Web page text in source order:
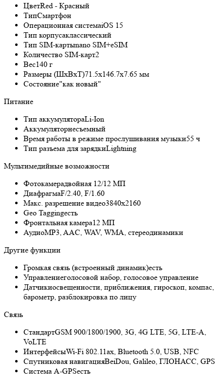
ЦветRed - Красный
ТипСмартфон
Операционная системаiOS 15
Тип корпусаклассический
Тип SIM-картыnano SIM+eSIM
Количество SIM-карт2
Вес140 г
Размеры (ШxВxТ)71.5x146.7x7.65 мм
Состояние"как новый"
Питание
Тип аккумулятораLi-Ion
Аккумуляторнесъемный
Время работы в режиме прослушивания музыки55 ч
Тип разъема для зарядкиLightning
Мультимедийные возможности
Фотокамерадвойная 12/12 МП
ДиафрагмаF/2.40, F/1.60
Макс. разрешение видео3840x2160
Geo Taggingесть
Фронтальная камера12 МП
АудиоMP3, AAC, WAV, WMA, стереодинамики
Другие функции
Громкая связь (встроенный динамик)есть
Управлениеголосовой набор, голосовое управление
Датчикиосвещенности, приближения, гироскоп, компас,
барометр, разблокировка по лицу
Связь
СтандартGSM 900/1800/1900, 3G, 4G LTE, 5G, LTE-A,
VoLTE
ИнтерфейсыWi-Fi 802.11ax, Bluetooth 5.0, USB, NFC
Спутниковая навигацияBeiDou, Galileo, ГЛОНАСС, GPS
Cистема A-GPSесть